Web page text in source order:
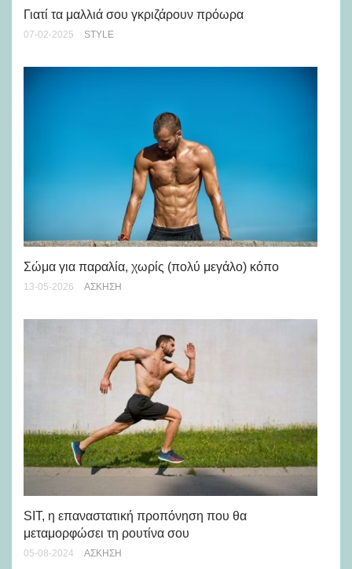
Γιατί τα μαλλιά σου γκριζάρουν πρόωρα
07-02-2025 STYLE
Σώμα για παραλία, χωρίς (πολύ μεγάλο) κόπο
13-05-2026 ΆΣΚΗΣΗ
SIT, η επαναστατική προπόνηση που θα
μεταμορφώσει τη ρουτίνα σου
05-08-2024 ΆΣΚΗΣΗ